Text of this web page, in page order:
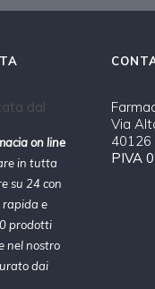
on line
in tutta
su 24 con
rapida e
prodotti
nel nostro
dai
Via
40126
PIVA